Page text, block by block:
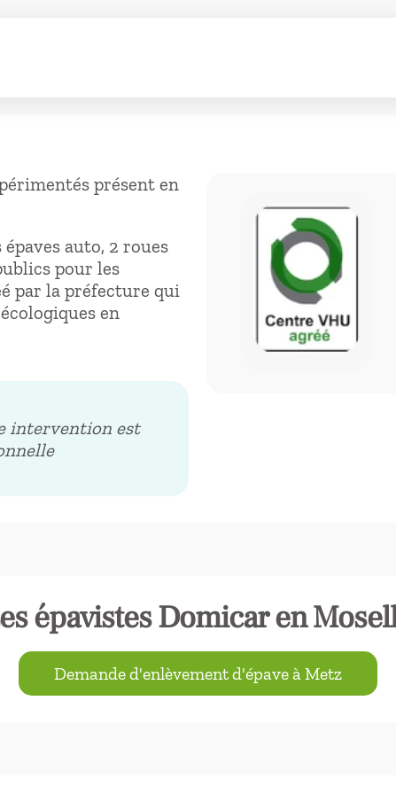
présent en
auto, 2 roues
pour les
par la préfecture qui
en
intervention est
épavistes Domicar en
Demande d'enlèvement d'épave à Metz